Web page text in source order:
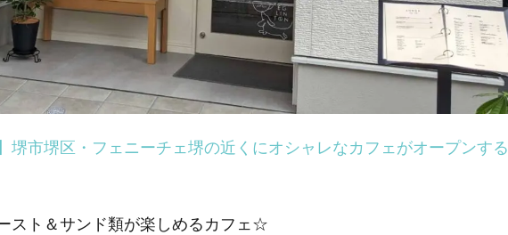
堺市堺区・フェニーチェ堺の近くにオシャレなカフェがオープンする
スト＆サンド類が楽しめるカフェ☆